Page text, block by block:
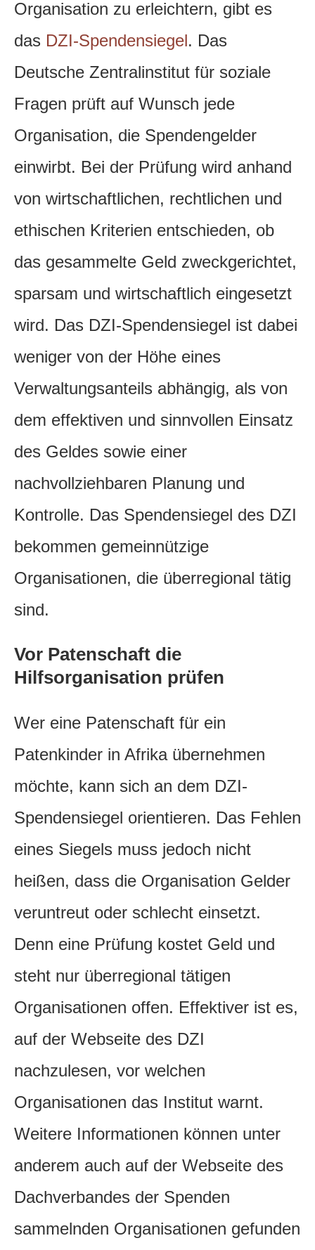
Organisation zu erleichtern, gibt es
das DZI-Spendensiegel. Das
Deutsche Zentralinstitut für soziale
Fragen prüft auf Wunsch jede
Organisation, die Spendengelder
einwirbt. Bei der Prüfung wird anhand
von wirtschaftlichen, rechtlichen und
ethischen Kriterien entschieden, ob
das gesammelte Geld zweckgerichtet,
sparsam und wirtschaftlich eingesetzt
wird. Das DZI-Spendensiegel ist dabei
weniger von der Höhe eines
Verwaltungsanteils abhängig, als von
dem effektiven und sinnvollen Einsatz
des Geldes sowie einer
nachvollziehbaren Planung und
Kontrolle. Das Spendensiegel des DZI
bekommen gemeinnützige
Organisationen, die überregional tätig
sind.
Vor Patenschaft die
Hilfsorganisation prüfen
Wer eine Patenschaft für ein
Patenkinder in Afrika übernehmen
möchte, kann sich an dem DZI-
Spendensiegel orientieren. Das Fehlen
eines Siegels muss jedoch nicht
heißen, dass die Organisation Gelder
veruntreut oder schlecht einsetzt.
Denn eine Prüfung kostet Geld und
steht nur überregional tätigen
Organisationen offen. Effektiver ist es,
auf der Webseite des DZI
nachzulesen, vor welchen
Organisationen das Institut warnt.
Weitere Informationen können unter
anderem auch auf der Webseite des
Dachverbandes der Spenden
sammelnden Organisationen gefunden